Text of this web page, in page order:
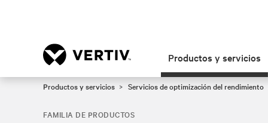
Productos y servicios
Productos y servicios Servicios de optimización del rendimiento
FAMILIA DE PRODUCTOS